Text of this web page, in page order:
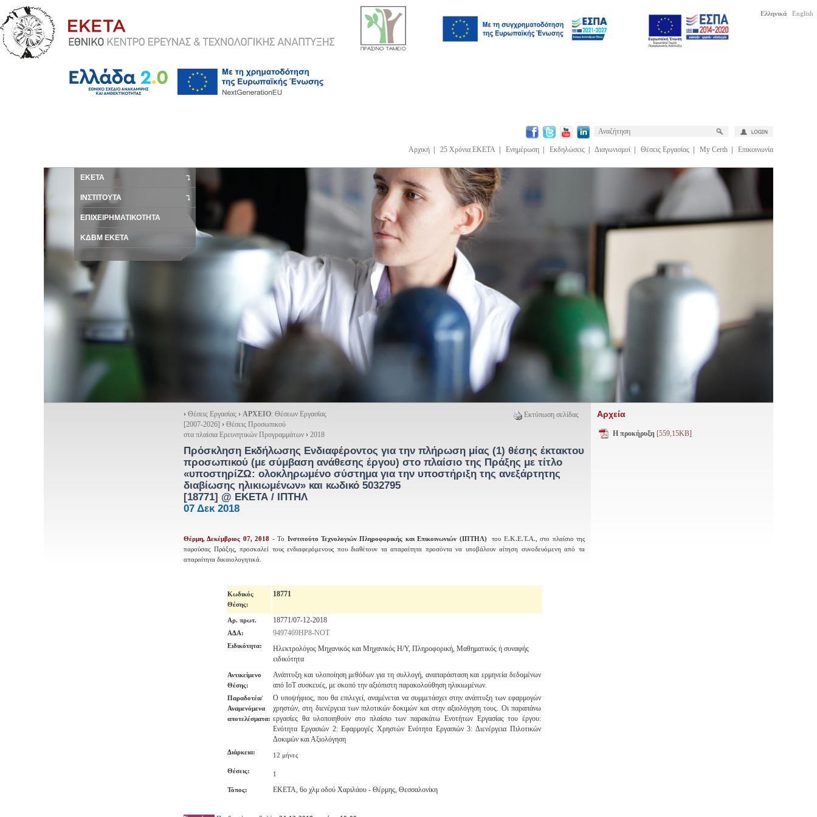
Ελληνικά English
Αρχική 25 Χρόνια ΕΚΕΤΑ Ενημέρωση Εκδηλώσεις Διαγωνισμοί Θέσεις Εργασίας My Certh Επικοινωνία
ΕΚΕΤΑ
ΙΝΣΤΙΤΟΥΤΑ
ΕΠΙΧΕΙΡΗΜΑΤΙΚΟΤΗΤΑ
ΚΔΒΜ ΕΚΕΤΑ
Εκτύπωση σελίδας
› Θέσεις Εργασίας › ΑΡΧΕΙΟ: Θέσεων Εργασίας
[2007-2026] › Θέσεις Προσωπικού
στα πλαίσια Ερευνητικών Προγραμμάτων › 2018
Πρόσκληση Εκδήλωσης Ενδιαφέροντος για την πλήρωση μίας (1) θέσης έκτακτου
προσωπικού (με σύμβαση ανάθεσης έργου) στο πλαίσιο της Πράξης με τίτλο
«υποστηρίΖΩ: ολοκληρωμένο σύστημα για την υποστήριξη της ανεξάρτητης
διαβίωσης ηλικιωμένων» και κωδικό 5032795
[18771] @ ΕΚΕΤΑ / ΙΠΤΗΛ
07 Δεκ 2018
Θέρμη, Δεκέμβριος 07, 2018 - Το Ινστιτούτο Τεχνολογιών Πληροφορικής και Επικοινωνιών (ΙΠΤΗΛ)του Ε.Κ.Ε.Τ.Α. , στο πλαίσιο της
παρούσας Πράξης,προσκαλεί τους ενδιαφερόμενους που διαθέτουν τα απαραίτητα προσόντα να υποβάλουν αίτηση συνοδευόμενη από τα
απαραίτητα δικαιολογητικά.
Κωδικός
Θέσης:
18771
Αρ. πρωτ. 18771/07-12-2018
ΑΔΑ: 9497469ΗΡ8-ΝΟΤ
Ειδικότητα:
Ηλεκτρολόγος Μηχανικός και Μηχανικός Η/Υ, Πληροφορική, Μαθηματικός ή συναφής
ειδικότητα
Αντικείμενο
Θέσης:
Ανάπτυξη και υλοποίηση μεθόδων για τη συλλογή, αναπαράσταση και ερμηνεία δεδομένων
από IoT συσκευές, με σκοπό την αξιόπιστη παρακολούθηση ηλικιωμένων.
Παραδοτέα/
Αναμενόμενα
αποτελέσματα:
Ο υποψήφιος, που θα επιλεγεί, αναμένεται να συμμετάσχει στην ανάπτυξη των εφαρμογών
χρηστών, στη διενέργεια των πιλοτικών δοκιμών και στην αξιολόγηση τους. Οι παραπάνω
εργασίες θα υλοποιηθούν στο πλαίσιο των παρακάτω Ενοτήτων Εργασίας του έργου:
Ενότητα Εργασιών 2: Εφαρμογές Χρηστών Ενότητα Εργασιών 3: Διενέργεια Πιλοτικών
Δοκιμών και Αξιολόγηση
Διάρκεια: 12 μήνες
Θέσεις: 1
Τόπος: ΕΚΕΤΑ, 6ο χλμ οδού Χαριλάου - Θέρμης, Θεσσαλονίκη
Αρχεία
Η προκήρυξη [559,15KB]